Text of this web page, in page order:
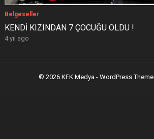
Belgeseller
KENDİ KIZINDAN 7 ÇOCUĞU OLDU !
4 yıl ago
© 2026 KFK Medya - WordPress Theme